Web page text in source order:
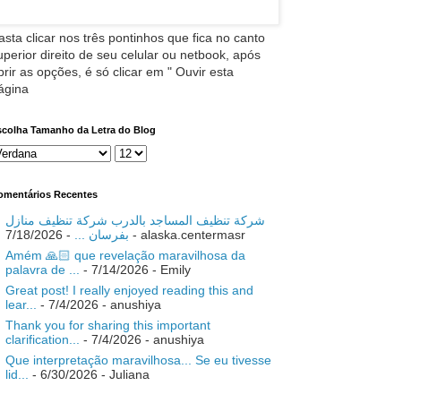
clicar nos três pontinhos que fica no canto
direito de seu celular ou netbook, após
as opções, é só clicar em " Ouvir esta
Tamanho da Letra do Blog
Recentes
شركة تنظيف المساجد بالدرب شركة تنظيف منازل
بفرسان ...
- 7/18/2026
- alaska.centermasr
Amém 🙏🏻 que revelação maravilhosa da
palavra de ...
- 7/14/2026 - Emily
Great post! I really enjoyed reading this and
lear...
- 7/4/2026 - anushiya
Thank you for sharing this important
clarification...
- 7/4/2026 - anushiya
Que interpretação maravilhosa... Se eu tivesse
lid...
- 6/30/2026 - Juliana